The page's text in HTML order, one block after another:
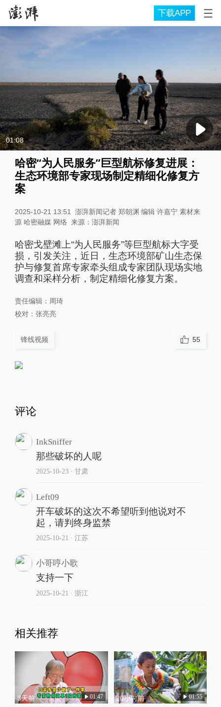
下载APP
01:08
哈密“为人民服务”巨型航标修复进展：
生态环境部专家现场制定精细化修复方
案
2025-10-21 13:51
澎湃新闻记者 郑朝渊 编辑 许嘉宁 素材来
源 哈密融媒 网络 来源： 澎湃新闻
哈密戈壁滩上“为人民服务”等巨型航标大字受
损，引发关注，近日，生态环境部矿山生态保
护与修复首席专家牵头组成专家团队现场实地
调查和采样分析，制定精细化修复方案。
责任编辑： 周琦
校对： 张亮亮
锋线视频 55
评论
InkSniffer
那些破坏的人呢
2025-10-23∙ 甘肃
Left09
开车破坏的这次不希望听到他说对不
起，请判终身监禁
2025-10-21 ∙ 江苏
小哥哼小歌
支持一下
2025-10-21 ∙ 浙江
相关推荐
3天前 01:47 20小时前 01:55